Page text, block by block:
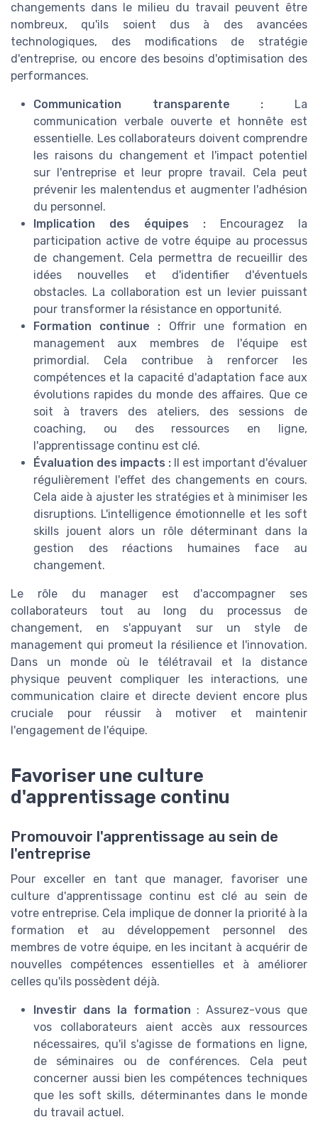
changements dans le milieu du travail peuvent être
nombreux, qu'ils soient dus à des avancées
technologiques, des modifications de stratégie
d'entreprise, ou encore des besoins d'optimisation des
performances.
Communication transparente : La
communication verbale ouverte et honnête est
essentielle. Les collaborateurs doivent comprendre
les raisons du changement et l'impact potentiel
sur l'entreprise et leur propre travail. Cela peut
prévenir les malentendus et augmenter l'adhésion
du personnel.
Implication des équipes : Encouragez la
participation active de votre équipe au processus
de changement. Cela permettra de recueillir des
idées nouvelles et d'identifier d'éventuels
obstacles. La collaboration est un levier puissant
pour transformer la résistance en opportunité.
Formation continue : Offrir une formation en
management aux membres de l'équipe est
primordial. Cela contribue à renforcer les
compétences et la capacité d'adaptation face aux
évolutions rapides du monde des affaires. Que ce
soit à travers des ateliers, des sessions de
coaching, ou des ressources en ligne,
l'apprentissage continu est clé.
Évaluation des impacts : Il est important d'évaluer
régulièrement l'effet des changements en cours.
Cela aide à ajuster les stratégies et à minimiser les
disruptions. L'intelligence émotionnelle et les soft
skills jouent alors un rôle déterminant dans la
gestion des réactions humaines face au
changement.
Le rôle du manager est d'accompagner ses
collaborateurs tout au long du processus de
changement, en s'appuyant sur un style de
management qui promeut la résilience et l'innovation.
Dans un monde où le télétravail et la distance
physique peuvent compliquer les interactions, une
communication claire et directe devient encore plus
cruciale pour réussir à motiver et maintenir
l'engagement de l'équipe.
Favoriser une culture
d'apprentissage continu
Promouvoir l'apprentissage au sein de
l'entreprise
Pour exceller en tant que manager, favoriser une
culture d'apprentissage continu est clé au sein de
votre entreprise. Cela implique de donner la priorité à la
formation et au développement personnel des
membres de votre équipe, en les incitant à acquérir de
nouvelles compétences essentielles et à améliorer
celles qu'ils possèdent déjà.
Investir dans la formation : Assurez-vous que
vos collaborateurs aient accès aux ressources
nécessaires, qu'il s'agisse de formations en ligne,
de séminaires ou de conférences. Cela peut
concerner aussi bien les compétences techniques
que les soft skills, déterminantes dans le monde
du travail actuel.